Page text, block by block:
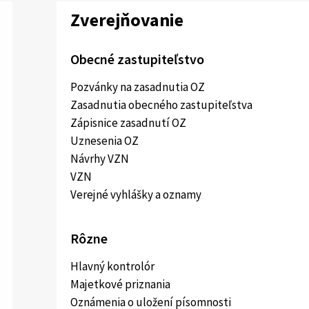
Zverejňovanie
Obecné zastupiteľstvo
Pozvánky na zasadnutia OZ
Zasadnutia obecného zastupiteľstva
Zápisnice zasadnutí OZ
Uznesenia OZ
Návrhy VZN
VZN
Verejné vyhlášky a oznamy
Rôzne
Hlavný kontrolór
Majetkové priznania
Oznámenia o uložení písomnosti